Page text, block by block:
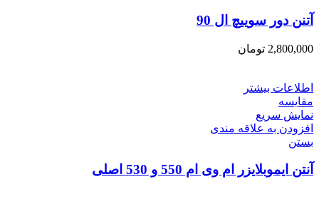
آتنن دور سوییچ ال 90
2,800,000 تومان
اطلاعات بیشتر
مقایسه
نمایش سریع
افزودن به علاقه مندی
بستن
آنتن ایموبلایزر ام وی ام 550 و 530 اصلی